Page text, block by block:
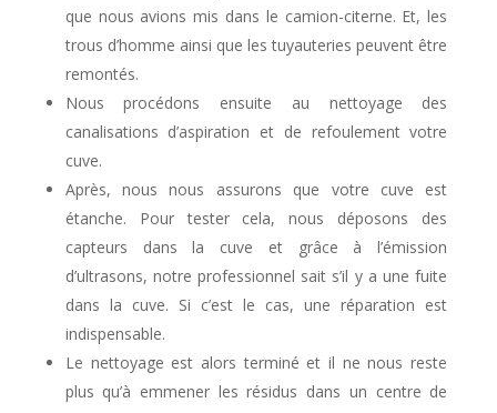
que nous avions mis dans le camion-citerne. Et, les
trous d’homme ainsi que les tuyauteries peuvent être
remontés.
Nous procédons ensuite au nettoyage des
canalisations d’aspiration et de refoulement votre
cuve.
Après, nous nous assurons que votre cuve est
étanche. Pour tester cela, nous déposons des
capteurs dans la cuve et grâce à l’émission
d’ultrasons, notre professionnel sait s’il y a une fuite
dans la cuve. Si c’est le cas, une réparation est
indispensable.
Le nettoyage est alors terminé et il ne nous reste
plus qu’à emmener les résidus dans un centre de